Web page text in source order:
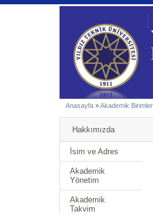
Anasayfa »Akademik Birimler
Hakkımızda
İsim ve Adres
Akademik
Yönetim
Akademik
Takvim